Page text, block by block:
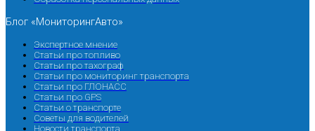
Блог «МониторингАвто»
Экспертное мнение
Статьи про топливо
Статьи про тахограф
Статьи про мониторинг транспорта
Статьи про ГЛОНАСС
Статьи про GPS
Статьи о транспорте
Советы для водителей
Новости транспорта